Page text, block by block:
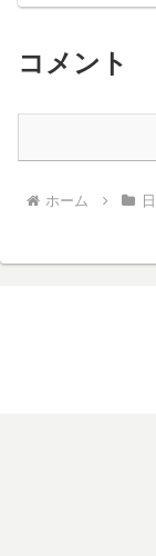
コメント
ホーム